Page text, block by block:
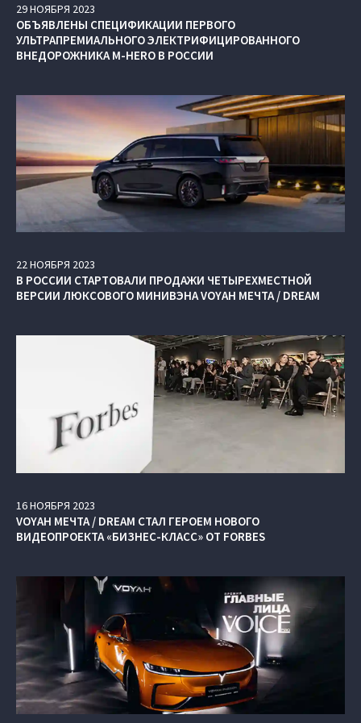
29НОЯБРЯ 2023
ОБЪЯВЛЕНЫ СПЕЦИФИКАЦИИ ПЕРВОГО
УЛЬТРАПРЕМИАЛЬНОГО ЭЛЕКТРИФИЦИРОВАННОГО
ВНЕДОРОЖНИКА M‑HERO В РОССИИ
22НОЯБРЯ 2023
В РОССИИ СТАРТОВАЛИ ПРОДАЖИ ЧЕТЫРЕХМЕСТНОЙ
ВЕРСИИ ЛЮКСОВОГО МИНИВЭНА VOYAH МЕЧТА / DREAM
16НОЯБРЯ 2023
VOYAH МЕЧТА / DREAM СТАЛ ГЕРОЕМ НОВОГО
ВИДЕОПРОЕКТА «БИЗНЕС-КЛАСС» ОТ FORBES